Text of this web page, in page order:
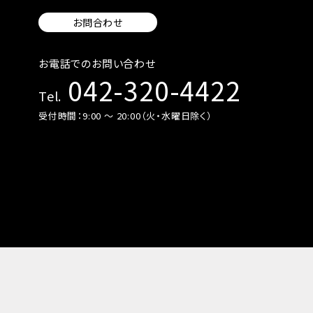
お問合わせ
お電話でのお問い合わせ
Tel. 042-320-4422
受付時間：9:00 〜 20:00（火・水曜日除く）